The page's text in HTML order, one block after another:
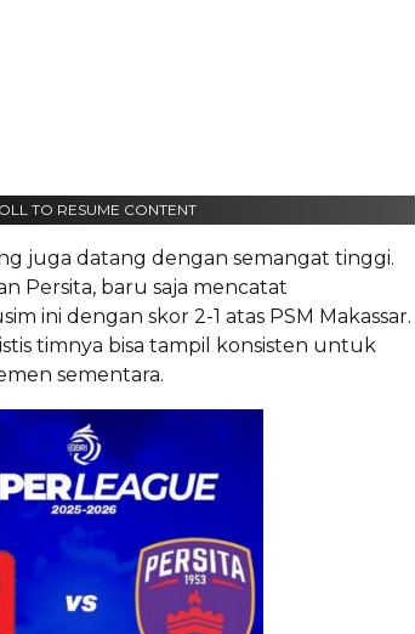
TO RESUME CONTENT
juga datang dengan semangat tinggi.
Persita, baru saja mencatat
ini dengan skor 2-1 atas PSM Makassar.
timnya bisa tampil konsisten untuk
sementara.